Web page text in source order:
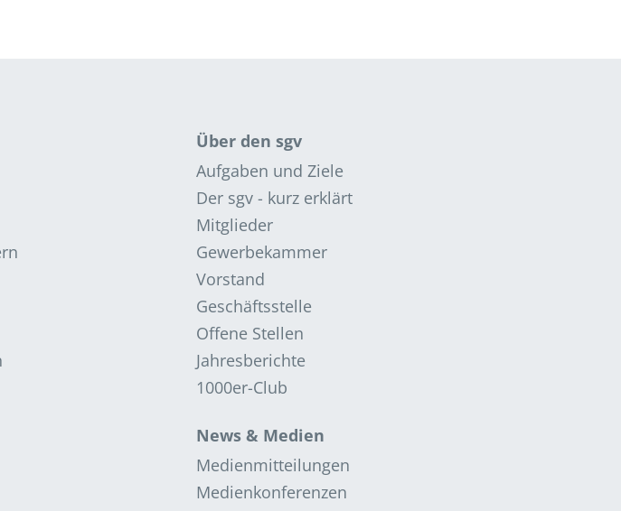
Über den sgv
Aufgaben und Ziele
Der sgv - kurz erklärt
Mitglieder
Gewerbekammer
Vorstand
Geschäftsstelle
Offene Stellen
Jahresberichte
1000er-Club
News & Medien
Medienmitteilungen
Medienkonferenzen